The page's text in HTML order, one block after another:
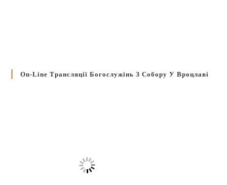
On-Line Трансляції Богослужінь З Собору У Вроцлаві